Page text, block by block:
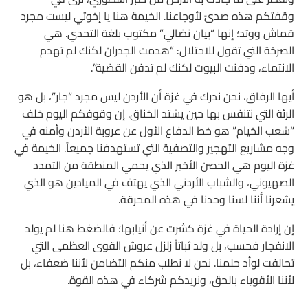
وقفتكم هذه صدىً لأوجاعنا. الخيمة هنا يا إخوتي ليست مجرد
قماش ووتد؛ إنها “بيان نضالي” مكتوب بلغة التحدي. هي
الصرخة التي تقول للاحتلال: “هدمت الجدران لكنك لم تهدم
الانتماء، ودفنت البيوت لكنك لم تدفن القضية”.
أيها الرفاق، نحن ندرك في غزة أن الأردن ليس مجرد “جار”، بل هو
الرئة التي نتنفس بها حين يشتد الخناق. إن وقوفكم اليوم خلف
“شعب الخيام” هو خط الدفاع الأول عن عروبة الأردن وأمنه في
وجه مشاريع التهجير والتصفية التي تستهدفنا جميعاً. الخيمة في
غزة اليوم هي الحصن الأخير الذي يحمي المنطقة من التمدد
الصهيوني، والشباب الأردني الذي يهتف في الميادين هو الذي
يشعرنا أننا لسنا وحدنا في هذه المحرقة.
إن إرادة الحياة في غزة كشرت عن أنيابها؛ فالضغط هنا لم يولد
الانفجار فحسب، بل ولد ثباتاً زلزل عروش القوى العظمى التي
تحالفت لوأد حلمنا. نحن لا نطلب منكم التضامن لأننا ضعفاء، بل
لأننا الأقوياء بالحق، ونريدكم شركاء في هذه القوة.